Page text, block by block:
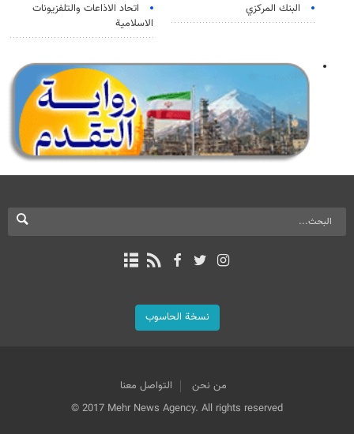
البنك المركزي
اتحاد الاذاعات والتلفزيونات
الاسلامية
نسخة الحاسوب
من نحن
التواصل معنا
© 2017 Mehr News Agency. All rights reserved